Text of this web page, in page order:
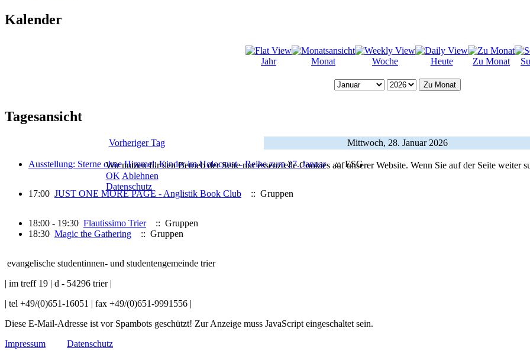
Kalender
Jahr Monat Woche Heute Zu Monat
Zu Monat
Tagesansicht
Vorheriger Tag Mittwoch, 28. Januar 2026
Ausstellung: Sterne ohne Himmel: Kinder im Holocaust - Reihe zum 27. Januar :: ESG
17:00 JUST ONE MORE PAGE - Anglistik Book Club :: Gruppen
18:00 - 19:30 Flautissimo Trier
:: Gruppen
18:30 Magic the Gathering :: Gruppen
evangelische studentinnen- und studentengemeinde trier
| im treff 19 | d - 54296 trier |
| tel +49/(0)651-16051 | fax +49/(0)651-9991556 |
Diese E-Mail-Adresse ist vor Spambots geschützt! Zur Anzeige muss JavaScript eingeschaltet sein.
Impressum
Datenschutz
Wir nutzen für den Betrieb der Seite nur essenzielle Cookies auf unserer Website. Wenn Sie auf der Seite weiter
OK Ablehnen
Datenschutz